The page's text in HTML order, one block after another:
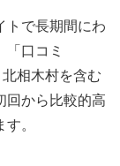
トで長期間にわ
「口コミ
相木村を含む
回から比較的高
。